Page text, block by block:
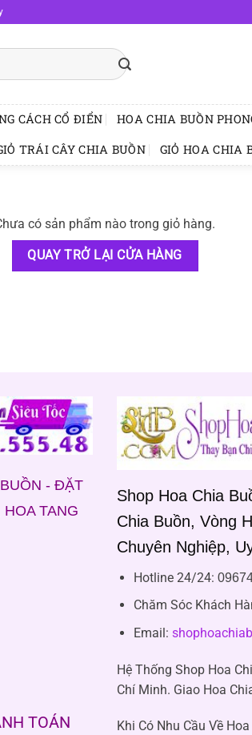
CÁCH CỔ ĐIỂN HOA CHIA BUỒN
TRÁI CÂY CHIA BUỒN GIỎ HOA CHIA
có sản phẩm nào trong giỏ hàng.
QUAY TRỞ LẠI CỬA HÀNG
- ĐẶT
TANG
TOÁN
Shop Hoa Chia
Chia Buồn, Vòng
Chuyên Nghiệp,
Hotline 24/24:
Chăm Sóc Khách
Email:
Hệ Thống Shop Hoa
Chí Minh. Giao Hoa
Khi Có Nhu Cầu Về